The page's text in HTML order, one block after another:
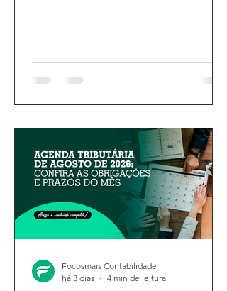
Focosmais Contabilidade
há 3 dias
4 min de leitura